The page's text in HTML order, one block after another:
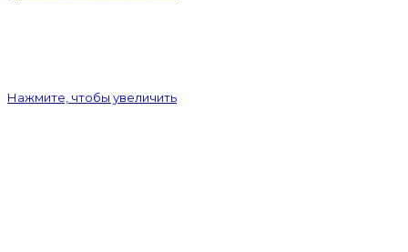
Нажмите, чтобы увеличить